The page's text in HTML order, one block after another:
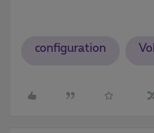
configuration